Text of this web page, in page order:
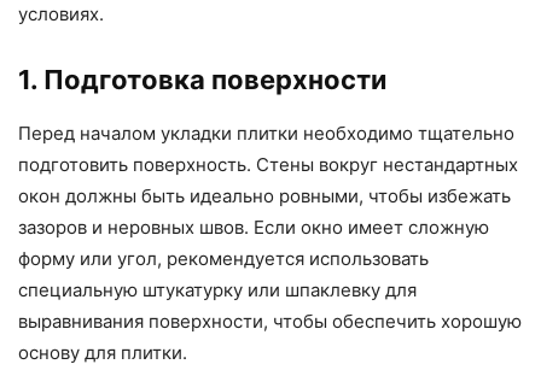
условиях.
1. Подготовка поверхности
Перед началом укладки плитки необходимо тщательно
подготовить поверхность. Стены вокруг нестандартных
окон должны быть идеально ровными, чтобы избежать
зазоров и неровных швов. Если окно имеет сложную
форму или угол, рекомендуется использовать
специальную штукатурку или шпаклевку для
выравнивания поверхности, чтобы обеспечить хорошую
основу для плитки.